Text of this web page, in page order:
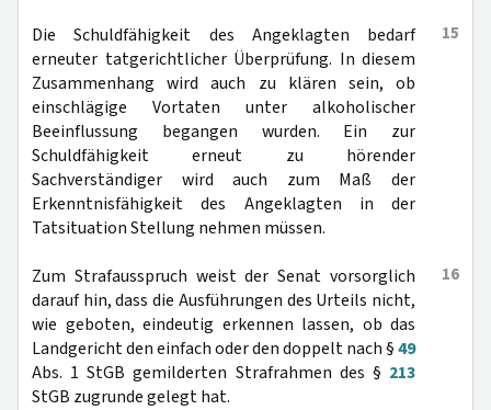
15
Die Schuldfähigkeit des Angeklagten bedarf
erneuter tatgerichtlicher Überprüfung. In diesem
Zusammenhang wird auch zu klären sein, ob
einschlägige Vortaten unter alkoholischer
Beeinflussung begangen wurden. Ein zur
Schuldfähigkeit erneut zu hörender
Sachverständiger wird auch zum Maß der
Erkenntnisfähigkeit des Angeklagten in der
Tatsituation Stellung nehmen müssen.
16
Zum Strafausspruch weist der Senat vorsorglich
darauf hin, dass die Ausführungen des Urteils nicht,
wie geboten, eindeutig erkennen lassen, ob das
Landgericht den einfach oder den doppelt nach §49
Abs. 1 StGB gemilderten Strafrahmen des § 213
StGB zugrunde gelegt hat.